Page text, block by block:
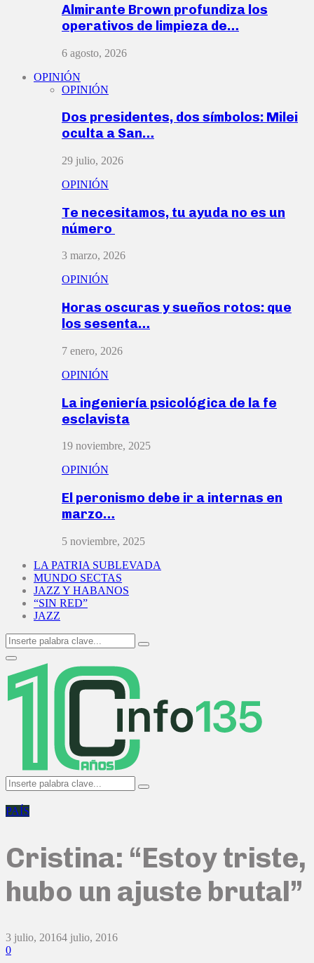
Almirante Brown profundiza los
operativos de limpieza de…
6 agosto, 2026
OPINIÓN
OPINIÓN
Dos presidentes, dos símbolos: Milei
oculta a San…
29 julio, 2026
OPINIÓN
Te necesitamos, tu ayuda no es un
número
3 marzo, 2026
OPINIÓN
Horas oscuras y sueños rotos: que
los sesenta…
7 enero, 2026
OPINIÓN
La ingeniería psicológica de la fe
esclavista
19 noviembre, 2025
OPINIÓN
El peronismo debe ir a internas en
marzo…
5 noviembre, 2025
LA PATRIA SUBLEVADA
MUNDO SECTAS
JAZZ Y HABANOS
“SIN RED”
JAZZ
Search
for:
Search
Primary
Menu
Search
for:
Search
PAÍS
Cristina: “Estoy triste,
hubo un ajuste brutal”
3 julio, 20164 julio, 2016
0